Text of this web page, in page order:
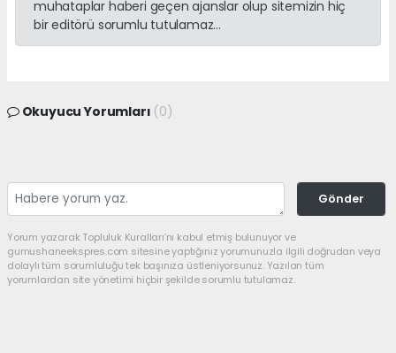
muhataplar haberi geçen ajanslar olup sitemizin hiç
bir editörü sorumlu tutulamaz...
Okuyucu Yorumları (0)
Gönder
Yorum yazarak Topluluk Kuralları’nı kabul etmiş bulunuyor ve
gumushaneekspres.com sitesine yaptığınız yorumunuzla ilgili doğrudan veya
dolaylı tüm sorumluluğu tek başınıza üstleniyorsunuz. Yazılan tüm
yorumlardan site yönetimi hiçbir şekilde sorumlu tutulamaz.